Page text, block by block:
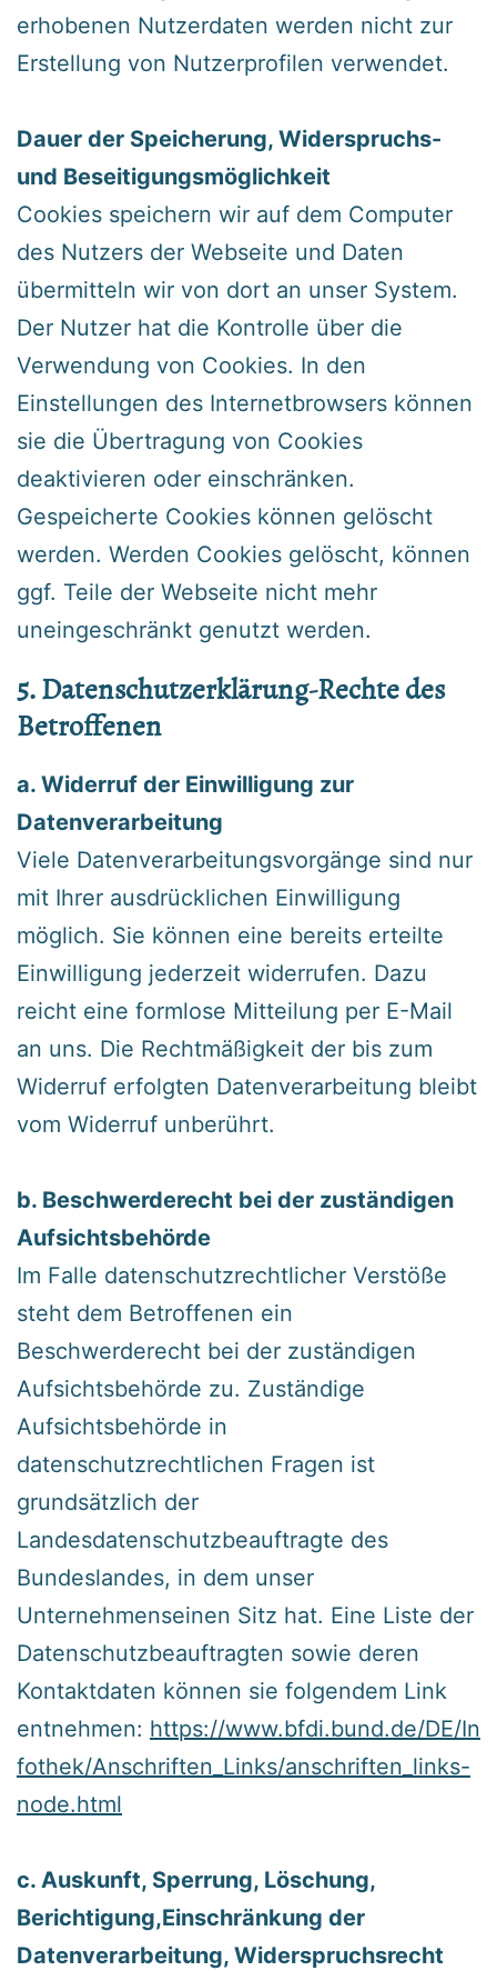
erhobenen Nutzerdaten werden nicht zur
Erstellung von Nutzerprofilen verwendet.
‍Dauer der Speicherung, Widerspruchs-
und Beseitigungsmöglichkeit
‍Cookies speichern wir auf dem Computer
des Nutzers der Webseite und Daten
übermitteln wir von dort an unser System.
Der Nutzer hat die Kontrolle über die
Verwendung von Cookies. In den
Einstellungen des Internetbrowsers können
sie die Übertragung von Cookies
deaktivieren oder einschränken.
Gespeicherte Cookies können gelöscht
werden. Werden Cookies gelöscht, können
ggf. Teile der Webseite nicht mehr
uneingeschränkt genutzt werden.
‍5. Datenschutzerklärung-Rechte des
Betroffenen
a. Widerruf der Einwilligung zur
Datenverarbeitung
‍Viele Datenverarbeitungsvorgänge sind nur
mit Ihrer ausdrücklichen Einwilligung
möglich. Sie können eine bereits erteilte
Einwilligung jederzeit widerrufen. Dazu
reicht eine formlose Mitteilung per E-Mail
an uns. Die Rechtmäßigkeit der bis zum
Widerruf erfolgten Datenverarbeitung bleibt
vom Widerruf unberührt.
‍b. Beschwerderecht bei der zuständigen
Aufsichtsbehörde
‍Im Falle datenschutzrechtlicher Verstöße
steht dem Betroffenen ein
Beschwerderecht bei der zuständigen
Aufsichtsbehörde zu. Zuständige
Aufsichtsbehörde in
datenschutzrechtlichen Fragen ist
grundsätzlich der
Landesdatenschutzbeauftragte des
Bundeslandes, in dem unser
Unternehmenseinen Sitz hat. Eine Liste der
Datenschutzbeauftragten sowie deren
Kontaktdaten können sie folgendem Link
entnehmen: https://www.bfdi.bund.de/DE/In
fothek/Anschriften_Links/anschriften_links-
node.html
‍c. Auskunft, Sperrung, Löschung,
Berichtigung,Einschränkung der
Datenverarbeitung, Widerspruchsrecht